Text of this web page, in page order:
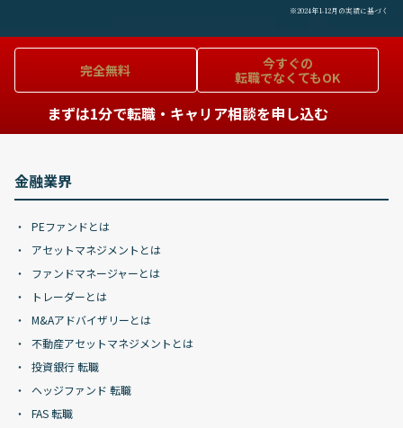
※2024年1-12月の実績に基づく
完全無料
今すぐの
転職でなくてもOK
まずは1分で転職・キャリア相談を申し込む
金融業界
PEファンドとは
アセットマネジメントとは
ファンドマネージャーとは
トレーダーとは
M&Aアドバイザリーとは
不動産アセットマネジメントとは
投資銀行 転職
ヘッジファンド 転職
FAS 転職